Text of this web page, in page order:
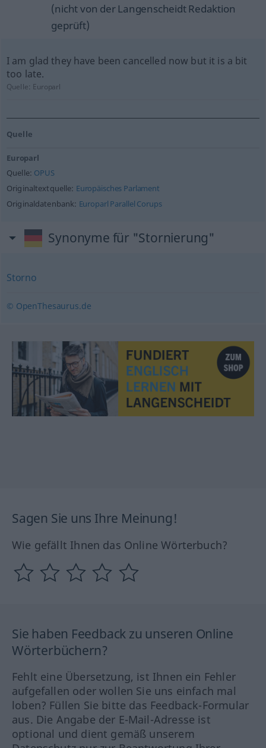
(nicht von der Langenscheidt Redaktion
geprüft)
I am glad they have been cancelled now but it is a bit
too late.
Quelle: Europarl
Quelle
Europarl
Quelle: OPUS
Originaltextquelle: Europäisches Parlament
Originaldatenbank: Europarl Parallel Corups
Synonyme für "Stornierung"
Storno
© OpenThesaurus.de
Sagen Sie uns Ihre Meinung!
Wie gefällt Ihnen das Online Wörterbuch?
Sie haben Feedback zu unseren Online
Wörterbüchern?
Fehlt eine Übersetzung, ist Ihnen ein Fehler
aufgefallen oder wollen Sie uns einfach mal
loben? Füllen Sie bitte das Feedback-Formular
aus. Die Angabe der E-Mail-Adresse ist
optional und dient gemäß unserem